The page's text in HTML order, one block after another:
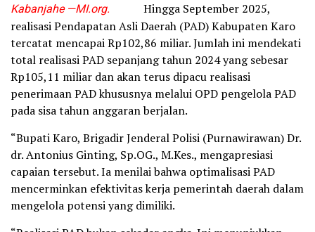
Kabanjahe —MI.org. Hingga September 2025,
realisasi Pendapatan Asli Daerah (PAD) Kabupaten Karo
tercatat mencapai Rp102,86 miliar. Jumlah ini mendekati
total realisasi PAD sepanjang tahun 2024 yang sebesar
Rp105,11 miliar dan akan terus dipacu realisasi
penerimaan PAD khususnya melalui OPD pengelola PAD
pada sisa tahun anggaran berjalan.
“Bupati Karo, Brigadir Jenderal Polisi (Purnawirawan) Dr.
dr. Antonius Ginting, Sp.OG., M.Kes., mengapresiasi
capaian tersebut. Ia menilai bahwa optimalisasi PAD
mencerminkan efektivitas kerja pemerintah daerah dalam
mengelola potensi yang dimiliki.